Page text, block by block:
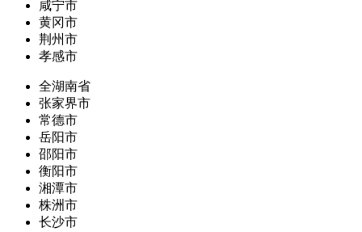
咸宁市
黄冈市
荆州市
孝感市
全湖南省
张家界市
常德市
岳阳市
邵阳市
衡阳市
湘潭市
株洲市
长沙市